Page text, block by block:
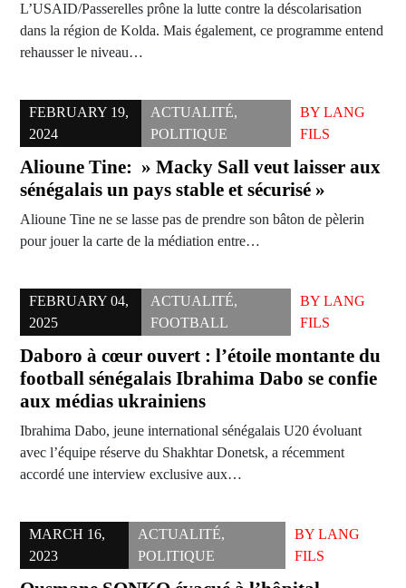
L’USAID/Passerelles prône la lutte contre la déscolarisation
dans la région de Kolda. Mais également, ce programme entend
rehausser le niveau…
FEBRUARY 19,
2024
ACTUALITÉ,
POLITIQUE
BY LANG
FILS
Alioune Tine: » Macky Sall veut laisser aux
sénégalais un pays stable et sécurisé »
Alioune Tine ne se lasse pas de prendre son bâton de pèlerin
pour jouer la carte de la médiation entre…
FEBRUARY 04,
2025
ACTUALITÉ,
FOOTBALL
BY LANG
FILS
Daboro à cœur ouvert : l’étoile montante du
football sénégalais Ibrahima Dabo se confie
aux médias ukrainiens
Ibrahima Dabo, jeune international sénégalais U20 évoluant
avec l’équipe réserve du Shakhtar Donetsk, a récemment
accordé une interview exclusive aux…
MARCH 16,
2023
ACTUALITÉ,
POLITIQUE
BYLANG
FILS